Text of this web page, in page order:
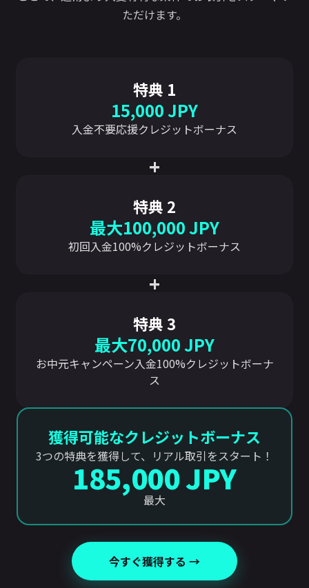
ただけます。
特典 1
15,000 JPY
入金不要応援クレジットボーナス
+
特典 2
最大100,000 JPY
初回入金100%クレジットボーナス
+
特典 3
最大70,000 JPY
お中元キャンペーン入金100%クレジットボーナ
ス
獲得可能なクレジットボーナス
3つの特典を獲得して、リアル取引をスタート！
185,000 JPY
最大
今すぐ獲得する →